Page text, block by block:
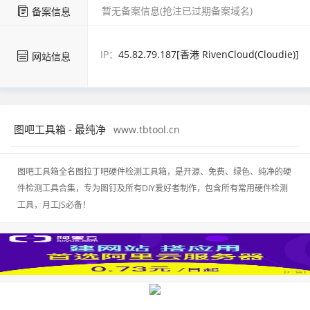
备案信息 暂无备案信息(抢注已过期备案域名)
网站信息 IP： 45.82.79.187[香港 RivenCloud(Cloudie)]
图吧工具箱 - 最纯净 www.tbtool.cn
图吧工具箱全名图拉丁吧硬件检测工具箱，是开源、免费、绿色、纯净的硬
件检测工具合集，专为图钉及所有DIY爱好者制作，包含所有常用硬件检测
工具，月工JS必备！